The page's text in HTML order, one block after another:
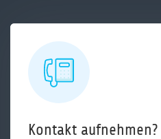
Kontakt aufnehmen?